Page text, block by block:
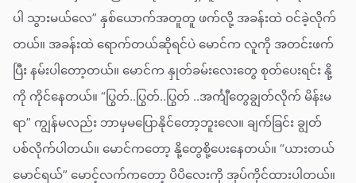
ပါ သွားမယ်လေ” နှစ်ယောက်အတူတူ ဖက်လို့ အခန်းထဲ ဝင်ခဲ့လိုက်
တယ်။ အခန်းထဲ ရောက်တယ်ဆိုရင်ပဲ မောင်က လူကို အတင်းဖက်
ပြီး နမ်းပါတော့တယ်။ မောင်က နှုတ်ခမ်းလေးတွေ စုတ်ပေးရင်း နို့
ကို ကိုင်နေတယ်။ “ပြွတ်..ပြွတ်..ပြွတ် ..အင်္ကျီတွေချွတ်လိုက် မိန်းမ
ရာ” ကျွန်မလည်း ဘာမှမပြောနိုင်တော့ဘူးလေ။ ချက်ခြင်း ချွတ်
ပစ်လိုက်ပါတယ်။ မောင်ကတော့ နို့တွေစို့ပေးနေတယ်။ “ယားတယ်
မောင်ရယ်” မောင့်လက်ကတော့ ပိပိလေးကို အုပ်ကိုင်ထားပါတယ်။